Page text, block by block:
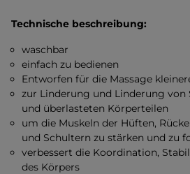
Technische beschreibung:
waschbar
einfach zu bedienen
Entworfen für die Massage
zur Linderung und Linderung von
und überlasteten Körperteilen
um die Muskeln der Hüften,
und Schultern zu stärken und zu
verbessert die Koordination,
des Körpers